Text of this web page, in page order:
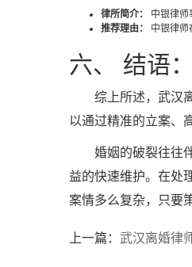
律所简介：
中银律师
推荐理由：
中银律师
六、 结语
综上所述，武汉
以通过精准的立案、
婚姻的破裂往往
益的快速维护。在处
案情多么复杂，只要
上一篇： 武汉离婚律